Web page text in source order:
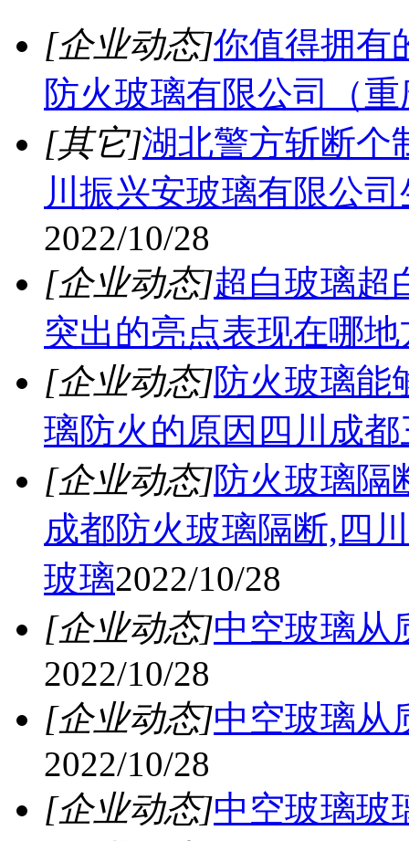
[企业动态]你值得拥有
防火玻璃有限公司（
[其它]湖北警方斩断个
川振兴安玻璃有限公
2022/10/28
[企业动态]超白玻璃超
突出的亮点表现在哪地
[企业动态]防火玻璃能
璃防火的原因四川成
[企业动态]防火玻璃隔
成都防火玻璃隔断,四
玻璃2022/10/28
[企业动态]中空玻璃从
2022/10/28
[企业动态]中空玻璃从
2022/10/28
[企业动态]中空玻璃玻